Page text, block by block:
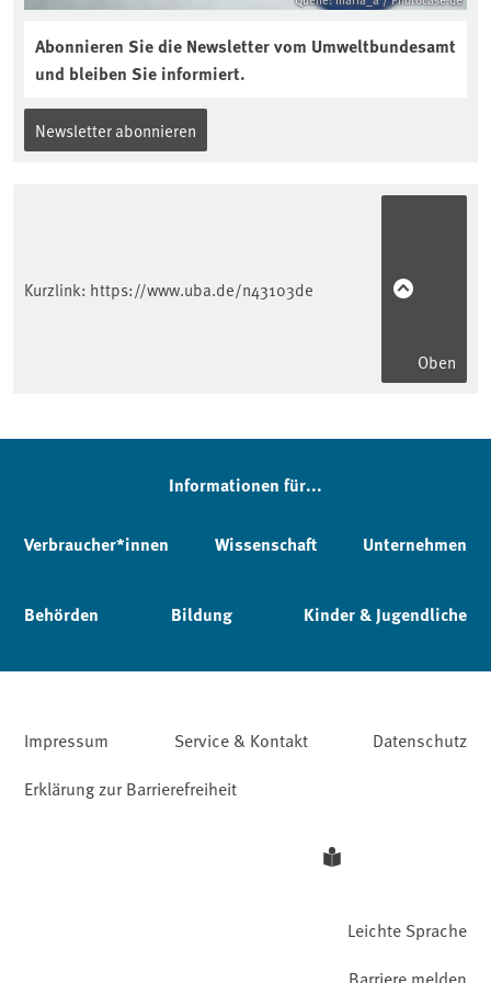
Abonnieren Sie die Newsletter vom Umweltbundesamt
und bleiben Sie informiert.
Newsletter abonnieren
Kurzlink: https://www.uba.de/n43103de
Oben
Informationen für...
Verbraucher*innen Wissenschaft Unternehmen
Behörden Bildung Kinder & Jugendliche
Impressum Service & Kontakt
Datenschutz
Erklärung zur Barrierefreiheit
Leichte Sprache
Barriere melden